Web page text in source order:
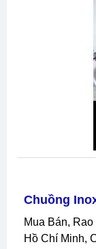
Chuồng
Mua Bán, Rao Vặt Đồ Dùng Cho Thú Cưng Quận 8
Hồ Chí Minh,